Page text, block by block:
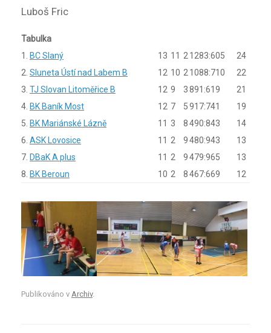
Luboš Fric
Tabulka
1.
BC Slaný 13 11 2 1283:605
24
2. Sluneta Ústí nad Labem B 12 10 2 1088:710
22
3. TJ Slovan Litoměřice B 12 9 3891:619
21
4. BK Baník Most 12 7 5917:741
19
5. BK Mariánské Lázně 11 3 8490:843
14
6. ASK Lovosice 11 2 9480:943
13
7. DBaK A plus 11 2 9479:965
13
8. BK Beroun 10 2 8467:669 12
Publikováno v Archiv.